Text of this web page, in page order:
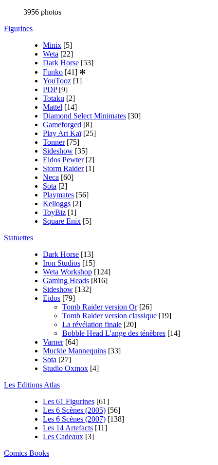
3956 photos
Figurines
Minix [5]
Weta [22]
Dark Horse [53]
Funko [41] ✻
YouTooz [1]
PDP [9]
Totaku [2]
Mattel [14]
Diamond Select Minimates [30]
Gameforged [8]
Play Art Kaï [25]
Tonner [75]
Sideshow [35]
Eidos Pewter [2]
Storm Raider [1]
Neca [60]
Sota [2]
Playmates [56]
Kelloggs [2]
ToyBiz [1]
Square Enix [5]
Statuettes
Dark Horse [13]
Iron Studios [15]
Weta Workshop [124]
Gaming Heads [816]
Sideshow [132]
Eidos [79]
Tomb Raider version Or [26]
Tomb Raider version classique [19]
La révélation finale [20]
Bobble Head L'ange des ténèbres [14]
Varner [64]
Muckle Mannequins [33]
Sota [27]
Studio Oxmox [4]
Les Editions Atlas
Les 61 Figurines [61]
Les 6 Scènes (2005) [56]
Les 6 Scènes (2007) [138]
Les 14 Artefacts [11]
Les Cadeaux [3]
Comics Books